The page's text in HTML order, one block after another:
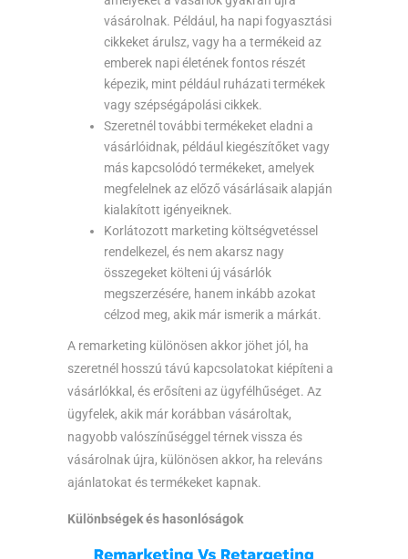
vásárolnak. Például, ha napi fogyasztási
cikkeket árulsz, vagy ha a termékeid az
emberek napi életének fontos részét
képezik, mint például ruházati termékek
vagy szépségápolási cikkek.
Szeretnél további termékeket eladni a
vásárlóidnak, például kiegészítőket vagy
más kapcsolódó termékeket, amelyek
megfelelnek az előző vásárlásaik alapján
kialakított igényeiknek.
Korlátozott marketing költségvetéssel
rendelkezel, és nem akarsz nagy
összegeket költeni új vásárlók
megszerzésére, hanem inkább azokat
célzod meg, akik már ismerik a márkát.
A remarketing különösen akkor jöhet jól, ha
szeretnél hosszú távú kapcsolatokat kiépíteni a
vásárlókkal, és erősíteni az ügyfélhűséget. Az
ügyfelek, akik már korábban vásároltak,
nagyobb valószínűséggel térnek vissza és
vásárolnak újra, különösen akkor, ha releváns
ajánlatokat és termékeket kapnak.
Különbségek és hasonlóságok